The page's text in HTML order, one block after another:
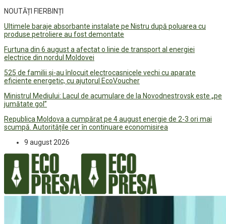
NOUTĂȚI FIERBINȚI
Ultimele baraje absorbante instalate pe Nistru după poluarea cu
produse petroliere au fost demontate
Furtuna din 6 august a afectat o linie de transport al energiei
electrice din nordul Moldovei
525 de familii și-au înlocuit electrocasnicele vechi cu aparate
eficiente energetic, cu ajutorul EcoVoucher
Ministrul Mediului: Lacul de acumulare de la Novodnestrovsk este „pe
jumătate gol”
Republica Moldova a cumpărat pe 4 august energie de 2-3 ori mai
scumpă. Autoritățile cer în continuare economisirea
9 august 2026